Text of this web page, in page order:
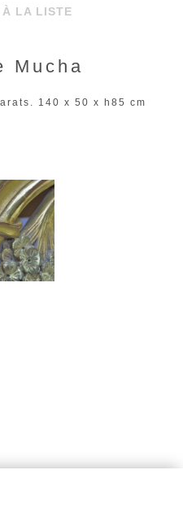
À LA LISTE
Mucha
140 x 50 x h85 cm